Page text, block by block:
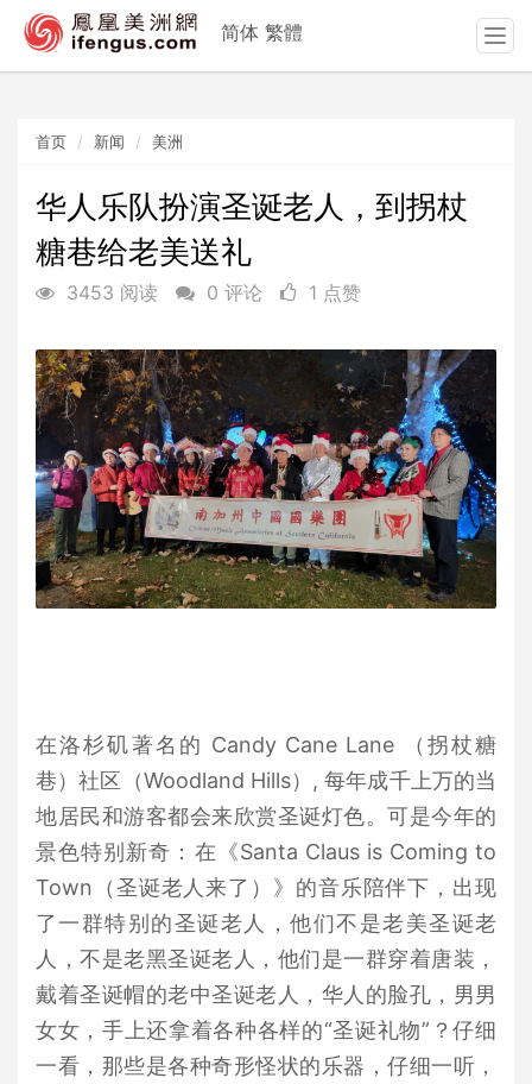
首页 新闻 美洲
华人乐队扮演圣诞老人，到拐杖
糖巷给老美送礼
3453 阅读 0 评论 1 点赞
在洛杉矶著名的 Candy Cane Lane （拐杖糖
巷）社区（Woodland Hills）, 每年成千上万的当
地居民和游客都会来欣赏圣诞灯色。可是今年的
景色特别新奇：在《Santa Claus is Coming to
Town（圣诞老人来了）》的音乐陪伴下，出现
了一群特别的圣诞老人，他们不是老美圣诞老
人，不是老黑圣诞老人，他们是一群穿着唐装，
戴着圣诞帽的老中圣诞老人，华人的脸孔，男男
女女，手上还拿着各种各样的“圣诞礼物”？仔细
一看，那些是各种奇形怪状的乐器，仔细一听，
简体 繁體
T
o
t
i
o
n